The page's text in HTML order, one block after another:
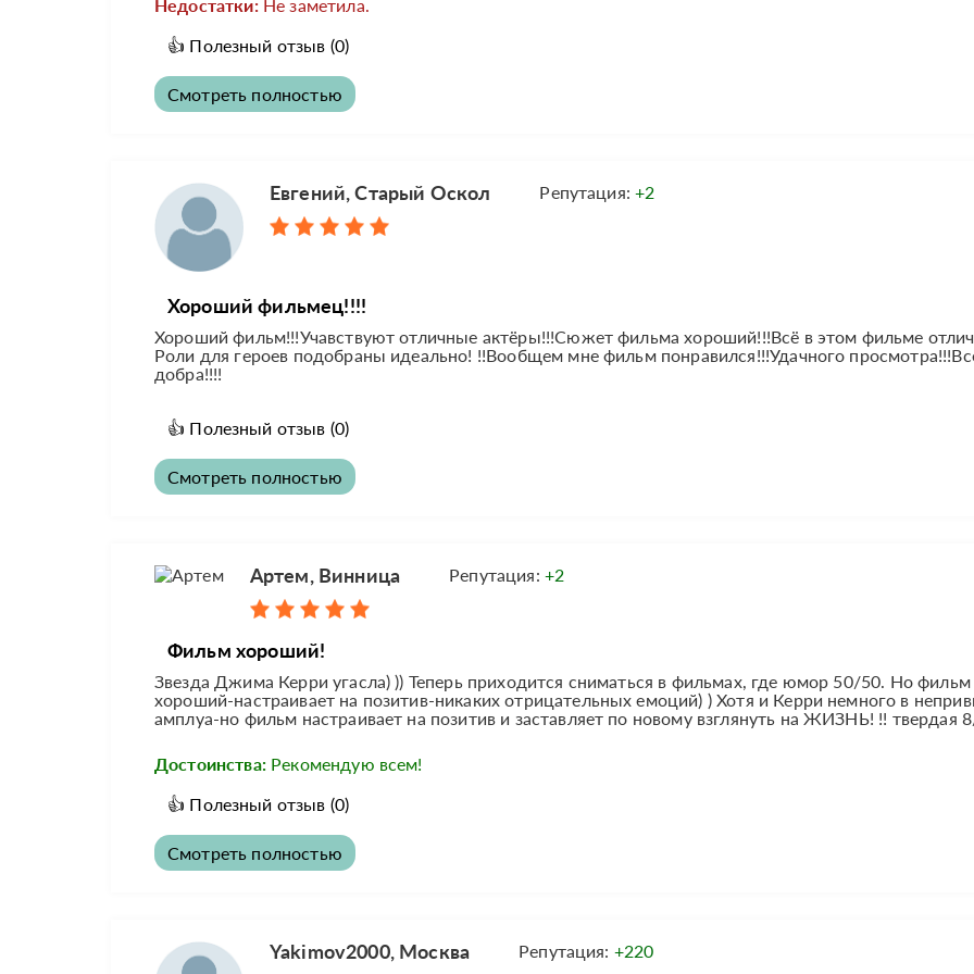
Недостатки: Не заметила.
👍 Полезный отзыв (0)
Смотреть полностью
Евгений, Старый Оскол Репутация:+2
Хороший фильмец!!!!
Хороший фильм!!!Учавствуют отличные актёры!!!Сюжет фильма хороший!!!Всё в этом фильме
Роли для героев подобраны идеально! !!Вообщем мне фильм понравился!!!Удачного
добра!!!!
👍 Полезный отзыв (0)
Смотреть полностью
Артем, Винница Репутация: +2
Фильм хороший!
Звезда Джима Керри угасла) )) Теперь приходится сниматься в фильмах, где юмор 50/50. Но фильм
хороший-настраивает на позитив-никаких отрицательных емоций) ) Хотя и Керри немного в
амплуа-но фильм настраивает на позитив и заставляет по новому взглянуть на ЖИЗНЬ! !! твердая
Достоинства: Рекомендую всем!
👍 Полезный отзыв (0)
Смотреть полностью
Yakimov2000, Москва Репутация: +220